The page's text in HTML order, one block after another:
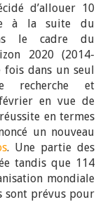
d’allouer 10
à la suite du
le cadre du
2020 (2014-
dans un seul
recherche et
en vue de
en termes
un nouveau
. Une partie des
tandis que 114
mondiale
sont prévus pour